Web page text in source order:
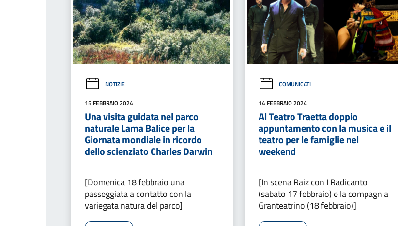
NOTIZIE
15 FEBBRAIO 2024
Una visita guidata nel parco
naturale Lama Balice per la
Giornata mondiale in ricordo
dello scienziato Charles Darwin
[Domenica 18 febbraio una
passeggiata a contatto con la
variegata natura del parco]
COMUNICATI
14 FEBBRAIO 2024
Al Teatro Traetta doppio
appuntamento con la musica e il
teatro per le famiglie nel
weekend
[In scena Raiz con I Radicanto
(sabato 17 febbraio) e la compagnia
Granteatrino (18 febbraio)]